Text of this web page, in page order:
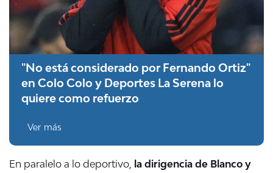
"No está considerado por Fernando Ortiz"
en Colo Colo y Deportes La Serena lo
quiere como refuerzo
Ver más
En paralelo a lo deportivo, la dirigencia de Blanco y